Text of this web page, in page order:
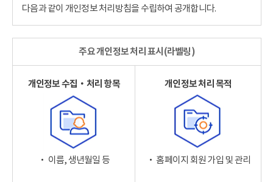
다음과 같이 개인정보 처리방침을 수립하여 공개합니다.
주요 개인정보 처리 표시(라벨링)
개인정보 수집‧처리 항목
‧ 이름, 생년월일 등
개인정보 처리 목적
‧ 홈페이지 회원 가입 및 관리